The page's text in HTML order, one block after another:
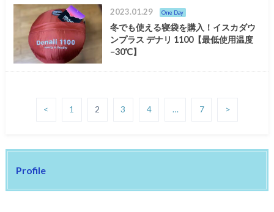
2023.01.29 One Day
冬でも使える寝袋を購入！イスカダウ
ンプラス デナリ 1100【最低使用温度
−30℃】
< 1 2 3 4 … 7 >
Profile